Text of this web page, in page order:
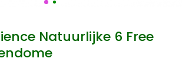
Natuurlijke 6 Free